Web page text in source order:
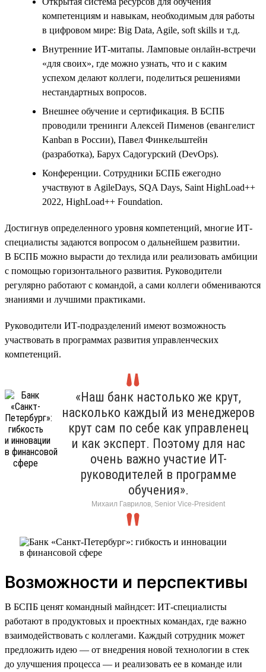
компетенциям и навыкам, необходимым для работы
в цифровом мире: Big Data, Agile, soft skills и т.д.
Внутренние ИТ-митапы. Ламповые онлайн-встречи
«для своих», где можно узнать, что и с каким
успехом делают коллеги, поделиться решениями
нестандартных вопросов.
Внешнее обучение и сертификация. В БСПБ
проводили тренинги Алексей Пименов (евангелист
Kanban в России), Павел Финкельштейн
(разработка), Барух Садогурский (DevOps).
Конференции. Сотрудники БСПБ ежегодно
участвуют в AgileDays, SQA Days, Saint HighLoad++
2022, HighLoad++ Foundation.
Достигнув определенного уровня компетенций, многие ИТ-
специалисты задаются вопросом о дальнейшем развитии.
В БСПБ можно вырасти до техлида или реализовать амбиции
с помощью горизонтального развития. Руководители
регулярно работают с командой, а сами коллеги обмениваются
знаниями и лучшими практиками.
Руководители ИТ-подразделений имеют возможность
участвовать в программах развития управленческих
компетенций.
«Наш банк настолько же крут,
насколько каждый из менеджеров
крут сам по себе как управленец
и как эксперт. Поэтому для нас
очень важно участие ИТ-
руководителей в программе
обучения».
Михаил Гаврилов, Senior Vice-President
Возможности и перспективы
В БСПБ ценят командный майндсет: ИТ-специалисты
работают в продуктовых и проектных командах, где важно
взаимодействовать с коллегами. Каждый сотрудник может
предложить идею — от внедрения новой технологии в стек
до улучшения процесса — и реализовать ее в команде или